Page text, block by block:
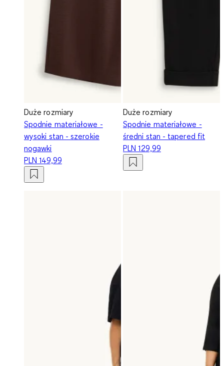
Duże rozmiary
Spodnie materiałowe -
wysoki stan - szerokie
nogawki
PLN 149,99
Duże rozmiary
Spodnie materiałowe -
średni stan - tapered fit
PLN 129,99